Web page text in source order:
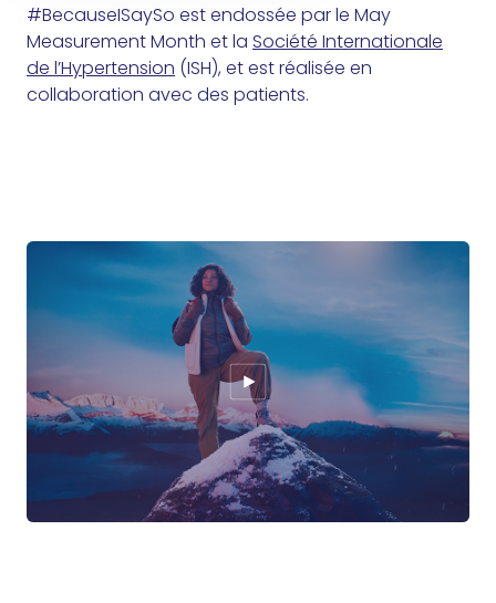
#BecauseISaySo est endossée par le May
Measurement Month et la Société Internationale
de l’Hypertension (ISH), et est réalisée en
collaboration avec des patients.